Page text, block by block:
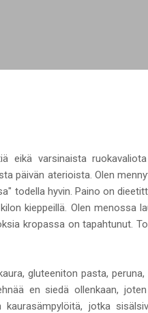
eikä varsinaista
päivän aterioista. Olen
todella hyvin. Paino on
kieppeillä. Olen menossa
kropassa on tapahtunut.
gluteeniton pasta,
en siedä ollenkaan,
jotka